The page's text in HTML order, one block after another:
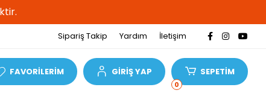
Sipariş Takip Yardım İletişim
FAVORİLERİM GİRİŞ YAP
0
SEPETİM